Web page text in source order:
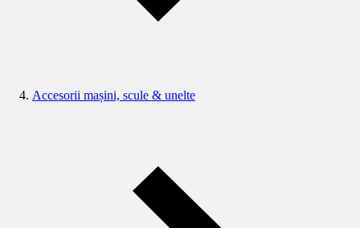
Accesorii mașini, scule & unelte